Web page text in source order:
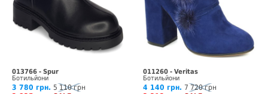
013766 - Spur
Ботильйони
3 780 грн. 5 110 грн
011260 - Veritas
Ботильйони
4 140 грн. 7 720 грн